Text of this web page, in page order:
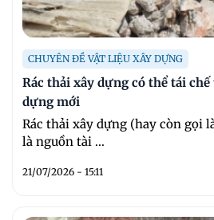
CHUYÊN ĐỀ VẬT LIỆU XÂY DỰNG
Rác thải xây dựng có thể tái
dựng mới
Rác thải xây dựng (hay còn gọi
là nguồn tài ...
21/07/2026 - 15:11